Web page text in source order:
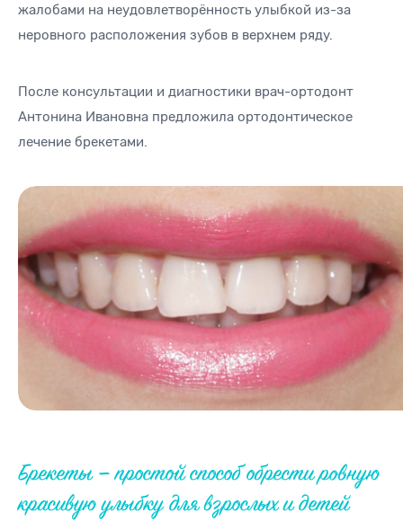
жалобами на неудовлетворённость улыбкой из-за
неровного расположения зубов в верхнем ряду.
После консультации и диагностики врач-ортодонт
Антонина Ивановна предложила ортодонтическое
лечение брекетами.
Брекеты — простой способ обрести ровную
красивую улыбку для взрослых и детей